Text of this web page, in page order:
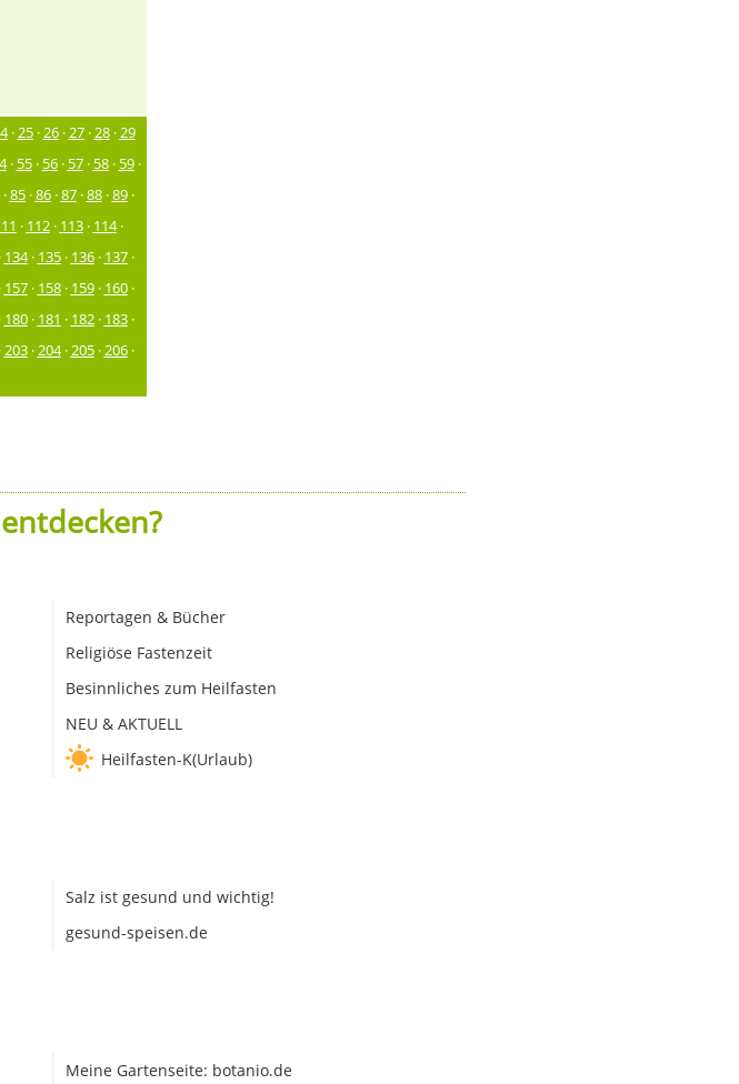
·25·26·27·28·29
· 55· 56· 57· 58· 59·
·85·86·87·88·89·
· 112· 113· 114·
134· 135· 136· 137·
157· 158· 159· 160·
180· 181 · 182· 183·
203·204·205·206·
Reportagen & Bücher
Religiöse Fastenzeit
Besinnliches zum Heilfasten
NEU & AKTUELL
Heilfasten-K(Urlaub)
Salz ist gesund und wichtig!
gesund-speisen.de
Meine Gartenseite: botanio.de